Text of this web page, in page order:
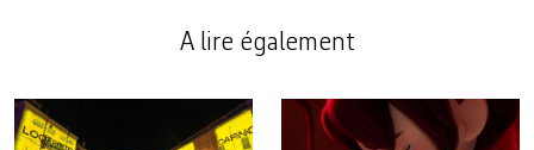
A lire également